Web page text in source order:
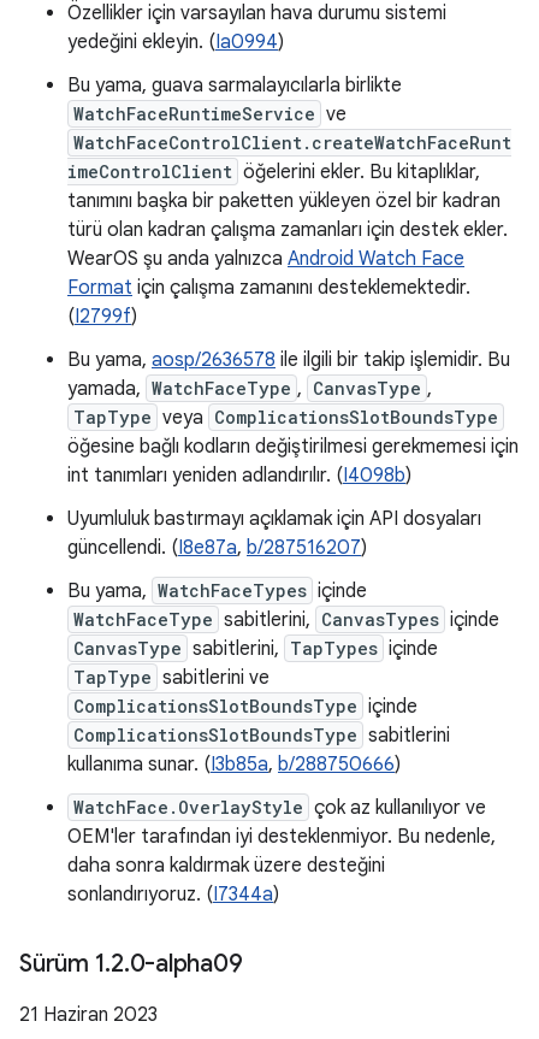
Özellikler için varsayılan hava durumu sistemi
yedeğini ekleyin. (Ia0994)
Bu yama, guava sarmalayıcılarla birlikte
WatchFaceRuntimeService ve
WatchFaceControlClient.createWatchFaceRunt
imeControlClient öğelerini ekler. Bu kitaplıklar,
tanımını başka bir paketten yükleyen özel bir kadran
türü olan kadran çalışma zamanları için destek ekler.
WearOS şu anda yalnızca Android Watch Face
Format için çalışma zamanını desteklemektedir.
(I2799f)
Bu yama, aosp/2636578 ile ilgili bir takip işlemidir. Bu
yamada, WatchFaceType , CanvasType ,
TapType veya ComplicationsSlotBoundsType
öğesine bağlı kodların değiştirilmesi gerekmemesi için
int tanımları yeniden adlandırılır. (I4098b)
Uyumluluk bastırmayı açıklamak için API dosyaları
güncellendi. (I8e87a, b/287516207)
Bu yama, WatchFaceTypes içinde
WatchFaceType sabitlerini, CanvasTypes içinde
CanvasType sabitlerini, TapTypes içinde
TapType sabitlerini ve
ComplicationsSlotBoundsType içinde
ComplicationsSlotBoundsType sabitlerini
kullanıma sunar. (I3b85a, b/288750666)
WatchFace.OverlayStyle çok az kullanılıyor ve
OEM'ler tarafından iyi desteklenmiyor. Bu nedenle,
daha sonra kaldırmak üzere desteğini
sonlandırıyoruz. (I7344a)
Sürüm 1.2.0-alpha09
21 Haziran 2023